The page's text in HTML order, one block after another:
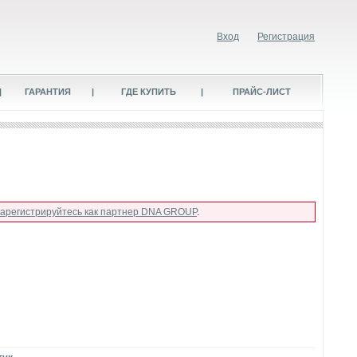
Вход Регистрация
| ГАРАНТИЯ | ГДЕ КУПИТЬ | ПРАЙС-ЛИСТ
как партнер DNA GROUP.